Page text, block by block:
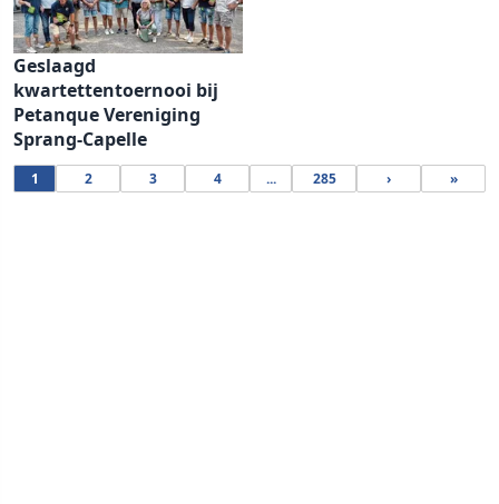
Geslaagd
kwartettentoernooi bij
Petanque Vereniging
Sprang-Capelle
1 2 3 4 ... 285 › »